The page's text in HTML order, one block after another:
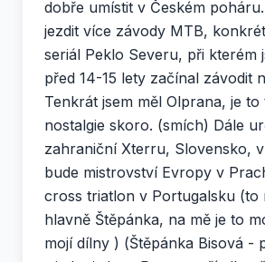
dobře umístit v Českém
jezdit více závody MTB,
seriál Peklo Severu, při kterém
před 14-15 lety začínal závodit
Tenkrát jsem měl Olprana, je to
nostalgie skoro. (smích) Dále
zahraniční Xterru, Slovensko,
bude mistrovství Evropy v
cross triatlon v Portugalsku (to
hlavně Štěpánka, na mě je to
mojí dílny ) (Štěpánka Bisová -